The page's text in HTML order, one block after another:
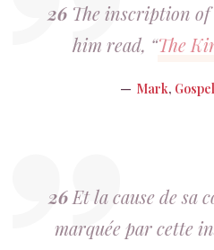
26 The inscription of
him read, “The
Mark,
26Et la cause de sa
marquée par cette